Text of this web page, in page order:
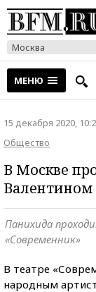
Москва
МЕНЮ
15 декабря 2020,
Общество
В Москве
Панихида
«Современник»
В театре
народным